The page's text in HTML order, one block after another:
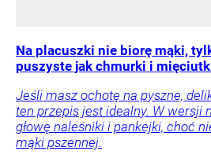
Na placuszki nie biorę mąki,
puszyste jak chmurki i
Jeśli masz ochotę na pyszne,
ten przepis jest idealny. W wersji
głowę naleśniki i pankejki, choć
mąki pszennej.